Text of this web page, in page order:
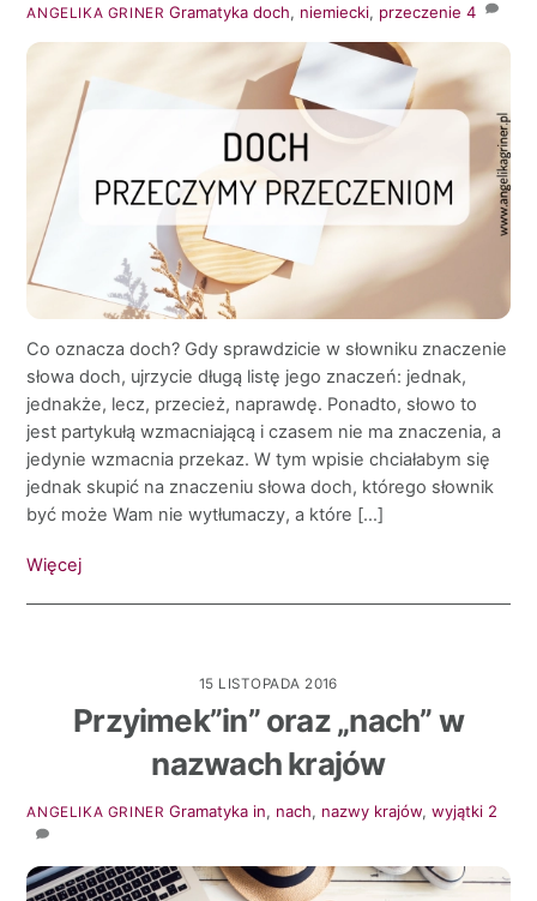
ANGELIKA GRINER Gramatyka doch, niemiecki, przeczenie 4
Co oznacza doch? Gdy sprawdzicie w słowniku znaczenie
słowa doch, ujrzycie długą listę jego znaczeń: jednak,
jednakże, lecz, przecież, naprawdę. Ponadto, słowo to
jest partykułą wzmacniającą i czasem nie ma znaczenia, a
jedynie wzmacnia przekaz. W tym wpisie chciałabym się
jednak skupić na znaczeniu słowa doch, którego słownik
być może Wam nie wytłumaczy, a które […]
Więcej
15 LISTOPADA 2016
Przyimek”in” oraz „nach” w
nazwach krajów
ANGELIKA GRINER Gramatyka in, nach, nazwy krajów,wyjątki 2